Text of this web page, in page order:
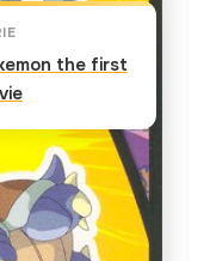
the first